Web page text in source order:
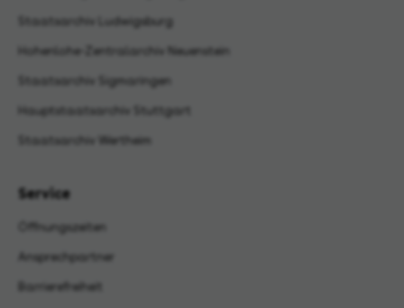
Staatsarchiv Ludwigsburg
Hohenlohe-Zentralarchiv Neuenstein
Staatsarchiv Sigmaringen
Hauptstaatsarchiv Stuttgart
Staatsarchiv Wertheim
Service
Öffnungszeiten
Ansprechpartner
Barrierefreiheit